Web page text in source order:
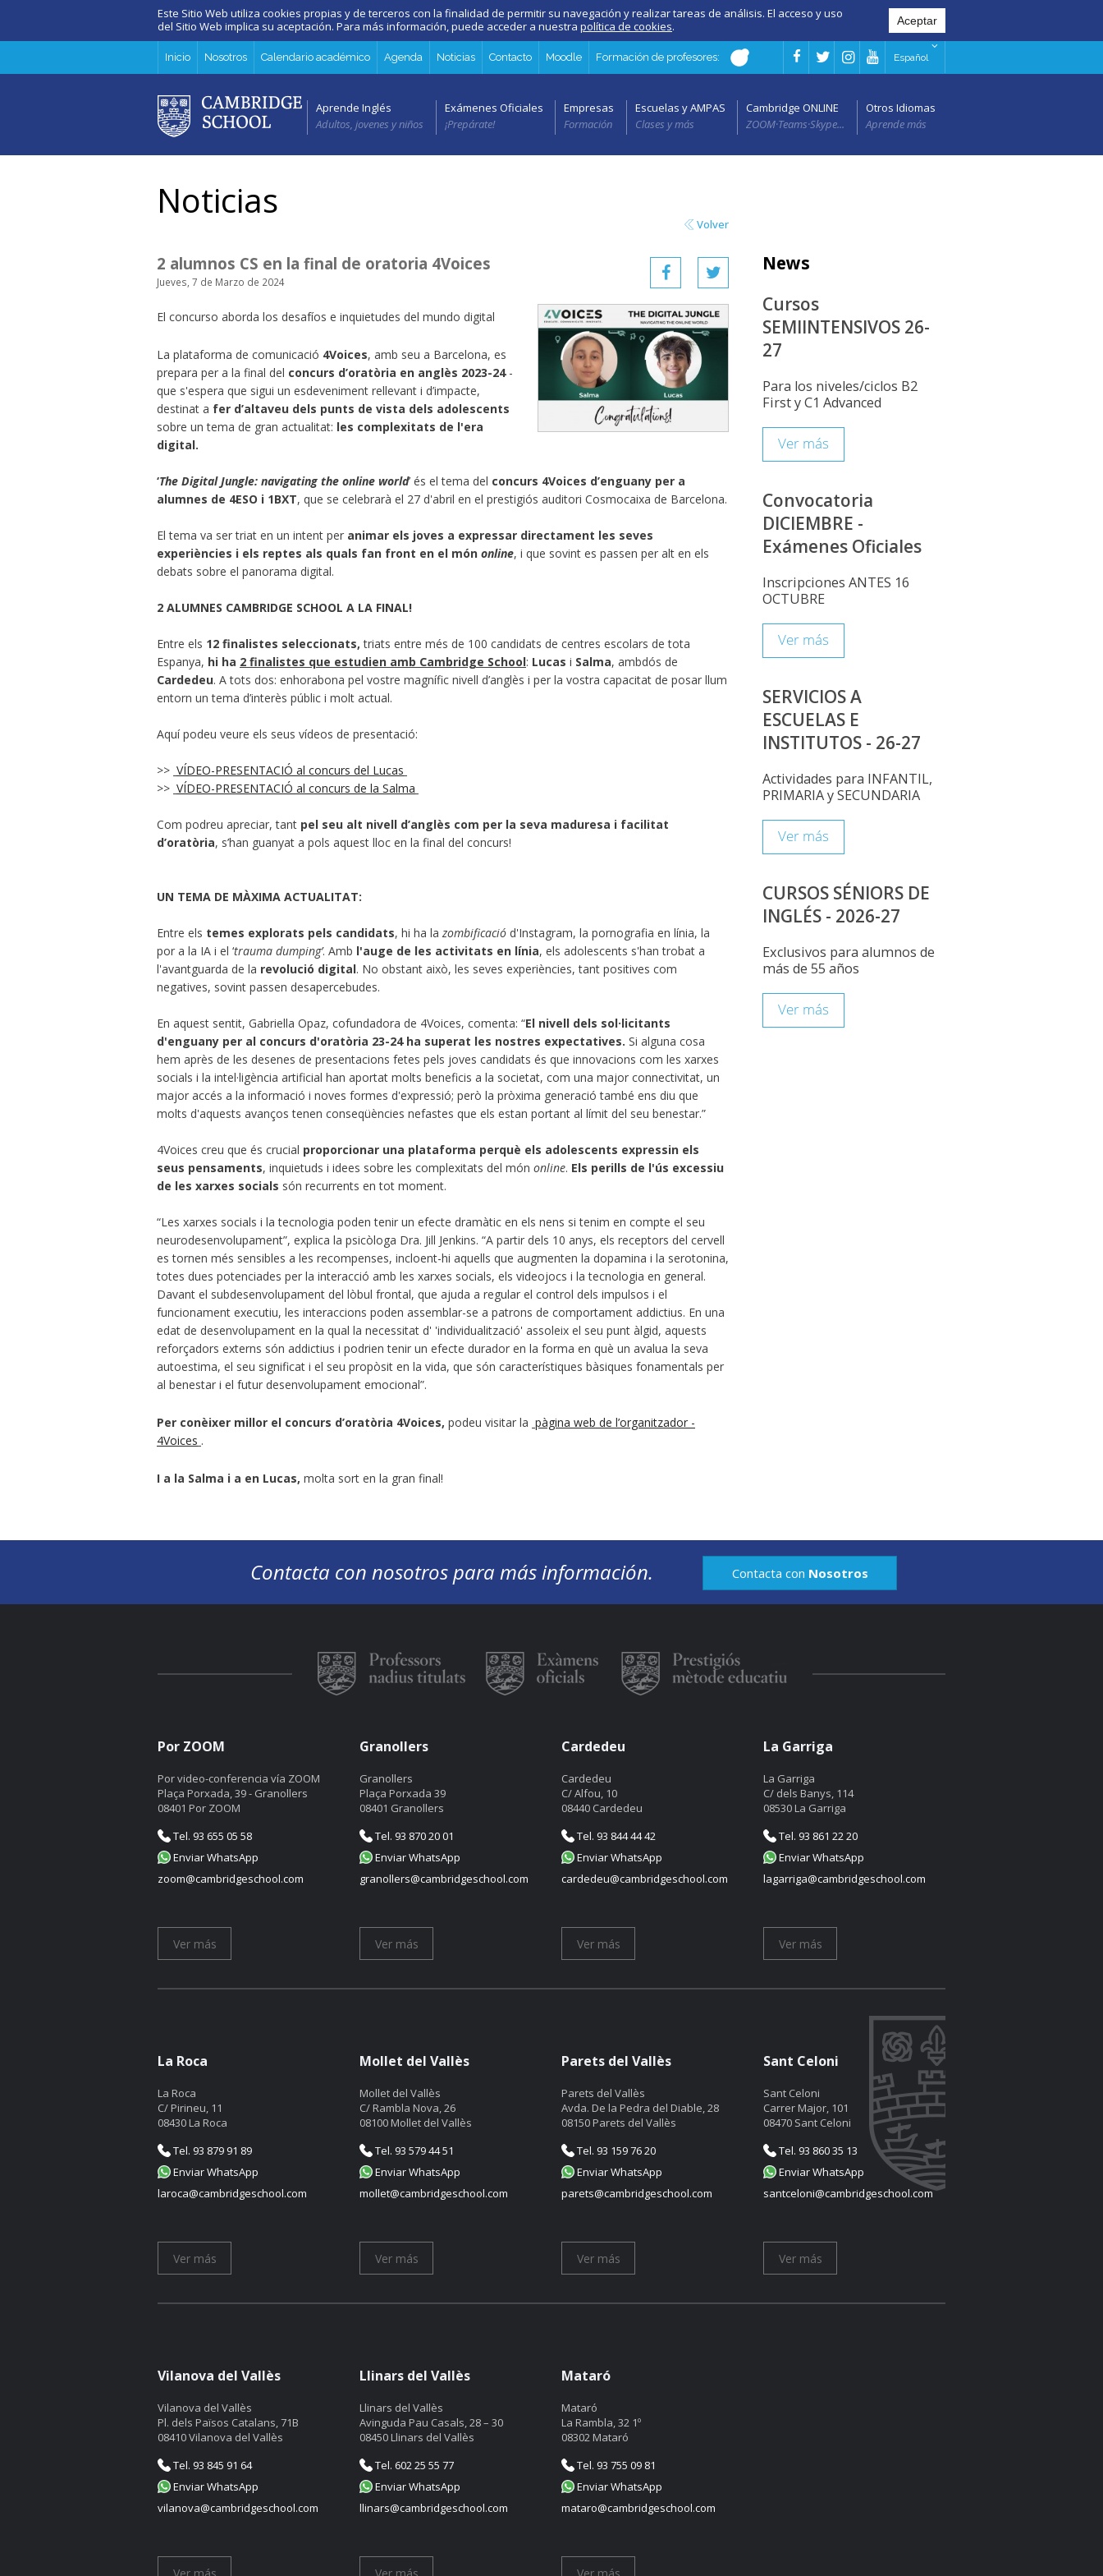
Este Sitio Web utiliza cookies propias y de terceros con la finalidad de permitir su navegación y realizar tareas de análisis. El acceso y uso
del Sitio Web implica su aceptación. Para más información, puede acceder a nuestra política de cookies.
Inicio Nosotros Calendario académico Agenda Noticias Contacto Moodle Formación de profesores: Español
Aprende Inglés
Adultos, jovenes y niños
Exámenes Oficiales
¡Prepárate!
Empresas
Formación
Escuelas y AMPAS
Clases y más
Cambridge ONLINE
ZOOM·Teams·Skype...
Otros Idiomas
Aprende más
Noticias
Volver
News
Cursos
SEMIINTENSIVOS 26-
27
Para los niveles/ciclos B2
First y C1 Advanced
Ver más
Convocatoria
DICIEMBRE -
Exámenes Oficiales
Inscripciones ANTES 16
OCTUBRE
Ver más
SERVICIOS A
ESCUELAS E
INSTITUTOS - 26-27
Actividades para INFANTIL,
PRIMARIA y SECUNDARIA
Ver más
CURSOS SÉNIORS DE
INGLÉS - 2026-27
Exclusivos para alumnos de
más de 55 años
Ver más
2 alumnos CS en la final de oratoria 4Voices
Jueves, 7 de Marzo de 2024
El concurso aborda los desafíos e inquietudes del mundo digital
La plataforma de comunicació 4Voices, amb seu a Barcelona, es
prepara per a la final del concurs d’oratòria en anglès 2023-24 -
que s'espera que sigui un esdeveniment rellevant i d’impacte,
destinat a fer d’altaveu dels punts de vista dels adolescents
sobre un tema de gran actualitat: les complexitats de l'era
digital.
‘The Digital Jungle: navigating the online world’ és el tema del concurs 4Voices d’enguany per a
alumnes de 4ESO i 1BXT, que se celebrarà el 27 d'abril en el prestigiós auditori Cosmocaixa de Barcelona.
El tema va ser triat en un intent per animar els joves a expressar directament les seves
experiències i els reptes als quals fan front en el món online, i que sovint es passen per alt en els
debats sobre el panorama digital.
2 ALUMNES CAMBRIDGE SCHOOL A LA FINAL!
Entre els 12 finalistes seleccionats, triats entre més de 100 candidats de centres escolars de tota
Espanya, hi ha 2 finalistes que estudien amb Cambridge School: Lucas i Salma, ambdós de
Cardedeu. A tots dos: enhorabona pel vostre magnífic nivell d’anglès i per la vostra capacitat de posar llum
entorn un tema d’interès públic i molt actual.
Aquí podeu veure els seus vídeos de presentació:
>> VÍDEO-PRESENTACIÓ al concurs del Lucas
>> VÍDEO-PRESENTACIÓ al concurs de la Salma
Com podreu apreciar, tant pel seu alt nivell d’anglès com per la seva maduresa i facilitat
d’oratòria, s’han guanyat a pols aquest lloc en la final del concurs!
UN TEMA DE MÀXIMA ACTUALITAT:
Entre els temes explorats pels candidats, hi ha la zombificació d'Instagram, la pornografia en línia, la
por a la IA i el ‘trauma dumping’. Amb l'auge de les activitats en línia, els adolescents s'han trobat a
l'avantguarda de la revolució digital. No obstant això, les seves experiències, tant positives com
negatives, sovint passen desapercebudes.
En aquest sentit, Gabriella Opaz, cofundadora de 4Voices, comenta: “El nivell dels sol·licitants
d'enguany per al concurs d'oratòria 23-24 ha superat les nostres expectatives. Si alguna cosa
hem après de les desenes de presentacions fetes pels joves candidats és que innovacions com les xarxes
socials i la intel·ligència artificial han aportat molts beneficis a la societat, com una major connectivitat, un
major accés a la informació i noves formes d'expressió; però la pròxima generació també ens diu que
molts d'aquests avanços tenen conseqüències nefastes que els estan portant al límit del seu benestar.”
4Voices creu que és crucial proporcionar una plataforma perquè els adolescents expressin els
seus pensaments, inquietuds i idees sobre les complexitats del món online. Els perills de l'ús excessiu
de les xarxes socials són recurrents en tot moment.
“Les xarxes socials i la tecnologia poden tenir un efecte dramàtic en els nens si tenim en compte el seu
neurodesenvolupament”, explica la psicòloga Dra. Jill Jenkins. “A partir dels 10 anys, els receptors del cervell
es tornen més sensibles a les recompenses, incloent-hi aquells que augmenten la dopamina i la serotonina,
totes dues potenciades per la interacció amb les xarxes socials, els videojocs i la tecnologia en general.
Davant el subdesenvolupament del lòbul frontal, que ajuda a regular el control dels impulsos i el
funcionament executiu, les interaccions poden assemblar-se a patrons de comportament addictius. En una
edat de desenvolupament en la qual la necessitat d' 'individualització' assoleix el seu punt àlgid, aquests
reforçadors externs són addictius i podrien tenir un efecte durador en la forma en què un avalua la seva
autoestima, el seu significat i el seu propòsit en la vida, que són característiques bàsiques fonamentals per
al benestar i el futur desenvolupament emocional”.
Per conèixer millor el concurs d’oratòria 4Voices, podeu visitar la pàgina web de l’organitzador -
4Voices .
I a la Salma i a en Lucas, molta sort en la gran final!
Contacta con nosotros para más información. Contacta con Nosotros
Por ZOOM
Por video-conferencia vía ZOOM
Plaça Porxada, 39 - Granollers
08401 Por ZOOM
Tel. 93 655 05 58
Enviar WhatsApp
zoom@cambridgeschool.com
Ver más
Granollers
Granollers
Plaça Porxada 39
08401 Granollers
Tel. 93 870 20 01
Enviar WhatsApp
granollers@cambridgeschool.com
Ver más
Cardedeu
Cardedeu
C/ Alfou, 10
08440 Cardedeu
Tel. 93 844 44 42
Enviar WhatsApp
cardedeu@cambridgeschool.com
Ver más
La Garriga
La Garriga
C/ dels Banys, 114
08530 La Garriga
Tel. 93 861 22 20
Enviar WhatsApp
lagarriga@cambridgeschool.com
Ver más
La Roca
La Roca
C/ Pirineu, 11
08430 La Roca
Tel. 93 879 91 89
Enviar WhatsApp
laroca@cambridgeschool.com
Ver más
Mollet del Vallès
Mollet del Vallès
C/ Rambla Nova, 26
08100 Mollet del Vallès
Tel. 93 579 44 51
Enviar WhatsApp
mollet@cambridgeschool.com
Ver más
Parets del Vallès
Parets del Vallès
Avda. De la Pedra del Diable, 28
08150 Parets del Vallès
Tel. 93 159 76 20
Enviar WhatsApp
parets@cambridgeschool.com
Ver más
Sant Celoni
Sant Celoni
Carrer Major, 101
08470 Sant Celoni
Tel. 93 860 35 13
Enviar WhatsApp
santceloni@cambridgeschool.com
Ver más
Vilanova del Vallès
Vilanova del Vallès
Pl. dels Països Catalans, 71B
08410 Vilanova del Vallès
Tel. 93 845 91 64
Enviar WhatsApp
vilanova@cambridgeschool.com
Llinars del Vallès
Llinars del Vallès
Avinguda Pau Casals, 28 – 30
08450 Llinars del Vallès
Tel. 602 25 55 77
Enviar WhatsApp
llinars@cambridgeschool.com
Mataró
Mataró
La Rambla, 32 1º
08302 Mataró
Tel. 93 755 09 81
Enviar WhatsApp
mataro@cambridgeschool.com